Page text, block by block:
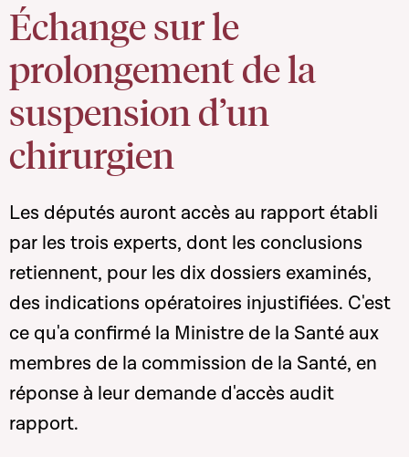
Échange sur le
prolongement de la
suspension d’un
chirurgien
Les députés auront accès au rapport établi
par les trois experts, dont les conclusions
retiennent, pour les dix dossiers examinés,
des indications opératoires injustifiées. C'est
ce qu'a confirmé la Ministre de la Santé aux
membres de la commission de la Santé, en
réponse à leur demande d'accès audit
rapport.